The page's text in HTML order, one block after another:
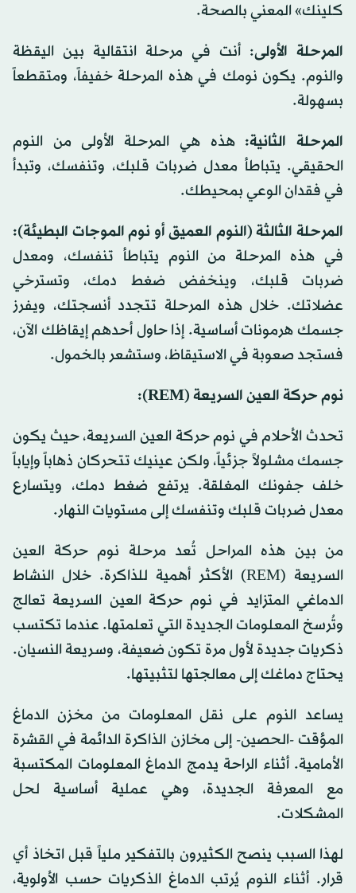
كلينك» المعني بالصحة.
المرحلة الأولى: أنت في مرحلة انتقالية بين اليقظة
والنوم. يكون نومك في هذه المرحلة خفيفاً، ومتقطعاً
بسهولة.
المرحلة الثانية:هذه هي المرحلة الأولى من النوم
الحقيقي. يتباطأ معدل ضربات قلبك، وتنفسك، وتبدأ
في فقدان الوعي بمحيطك.
المرحلة الثالثة (النوم العميق أو نوم الموجات البطيئة):
في هذه المرحلة من النوم يتباطأ تنفسك، ومعدل
ضربات قلبك، وينخفض ​​ضغط دمك، وتسترخي
عضلاتك. خلال هذه المرحلة تتجدد أنسجتك، ويفرز
جسمك هرمونات أساسية. إذا حاول أحدهم إيقاظك الآن،
فستجد صعوبة في الاستيقاظ، وستشعر بالخمول.
نوم حركة العين السريعة (REM):
تحدث الأحلام في نوم حركة العين السريعة، حيث يكون
جسمك مشلولاً جزئياً، ولكن عينيك تتحركان ذهاباً وإياباً
خلف جفونك المغلقة. يرتفع ضغط دمك، ويتسارع
معدل ضربات قلبك وتنفسك إلى مستويات النهار.
من بين هذه المراحل تُعد مرحلة نوم حركة العين
السريعة (REM) الأكثر أهمية للذاكرة. خلال النشاط
الدماغي المتزايد في نوم حركة العين السريعة تعالج
وتُرسخ المعلومات الجديدة التي تعلمتها. عندما تكتسب
ذكريات جديدة لأول مرة تكون ضعيفة، وسريعة النسيان.
يحتاج دماغك إلى معالجتها لتثبيتها.
يساعد النوم على نقل المعلومات من مخزن الدماغ
المؤقت -الحصين- إلى مخازن الذاكرة الدائمة في القشرة
الأمامية. أثناء الراحة يدمج الدماغ المعلومات المكتسبة
مع المعرفة الجديدة، وهي عملية أساسية لحل
المشكلات.
لهذا السبب ينصح الكثيرون بالتفكير ملياً قبل اتخاذ أي
قرار. أثناء النوم يُرتب الدماغ الذكريات حسب الأولوية،